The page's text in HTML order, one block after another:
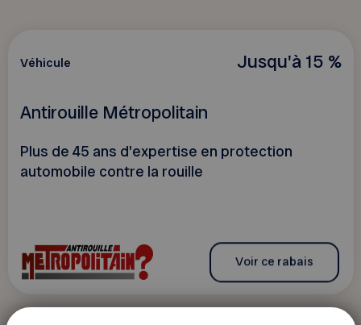
Jusqu'à 15 %
Véhicule
Antirouille Métropolitain
Plus de 45 ans d'expertise en protection
automobile contre la rouille
Voir ce rabais